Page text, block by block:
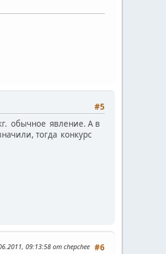
#5
обычное явление. А в
тогда конкурс
#6
09:13:58 от chepchee